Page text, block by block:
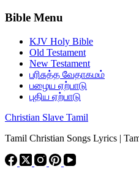
Bible Menu
KJV Holy Bible
Old Testament
New Testament
பரிசுத்த வேதாகமம்
பழைய ஏற்பாடு
புதிய ஏற்பாடு
Christian Slave Tamil
Tamil Christian Songs Lyrics |